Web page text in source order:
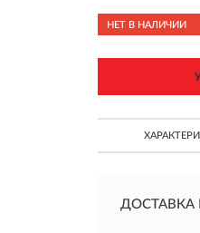
НЕТ В НАЛИЧИИ
ДОСТАВКА